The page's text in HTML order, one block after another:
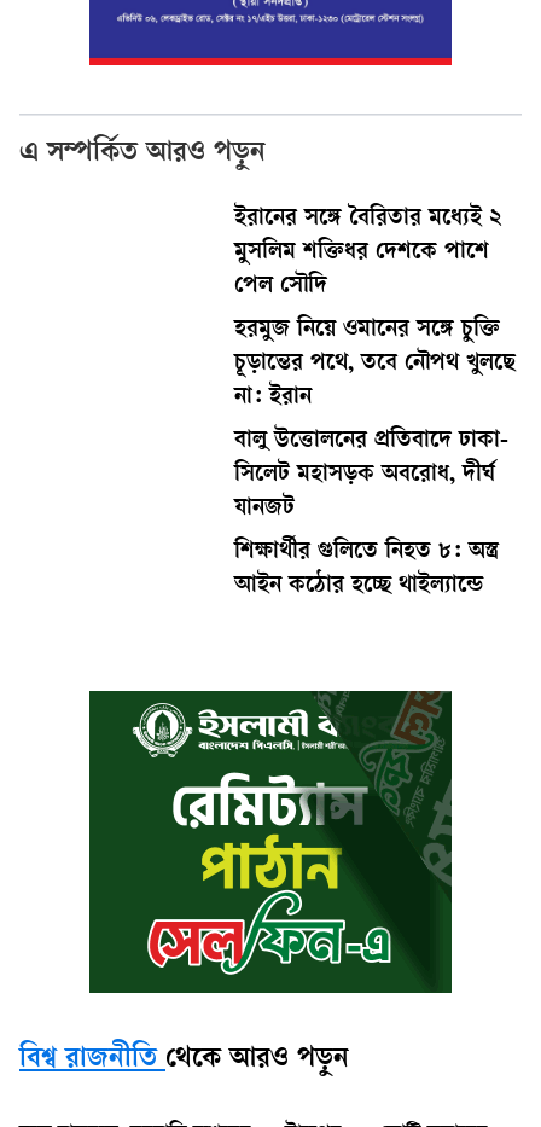
এ সম্পর্কিত আরও পড়ুন
ইরানের সঙ্গে বৈরিতার মধ্যেই ২
মুসলিম শক্তিধর দেশকে পাশে
পেল সৌদি
হরমুজ নিয়ে ওমানের সঙ্গে চুক্তি
চূড়ান্তের পথে, তবে নৌপথ খুলছে
না: ইরান
বালু উত্তোলনের প্রতিবাদে ঢাকা-
সিলেট মহাসড়ক অবরোধ, দীর্ঘ
যানজট
শিক্ষার্থীর গুলিতে নিহত ৮: অস্ত্র
আইন কঠোর হচ্ছে থাইল্যান্ডে
বিশ্ব রাজনীতি থেকে আরও পড়ুন